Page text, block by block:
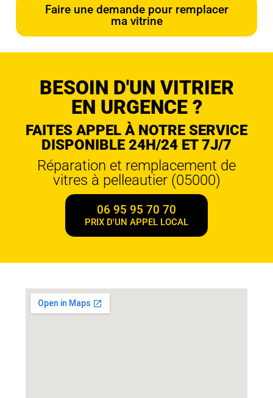
Faire une demande pour remplacer
ma vitrine
BESOIN D'UN VITRIER
EN URGENCE ?
FAITES APPEL À NOTRE SERVICE
DISPONIBLE 24H/24 ET 7J/7
Réparation et remplacement de
vitres à pelleautier (05000)
06 95 95 70 70
PRIX D'UN APPEL LOCAL